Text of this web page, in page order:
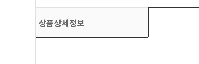
상품상세정보